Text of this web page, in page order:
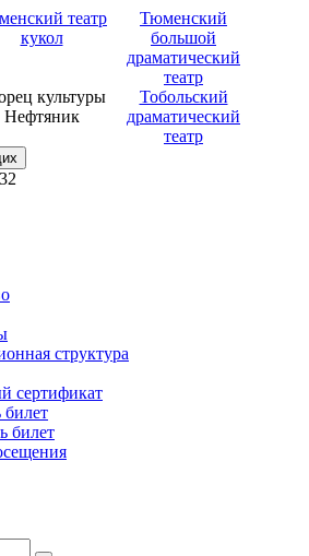
театр
кукол
Тюменский
большой
драматический
театр
культуры
Нефтяник
Тобольский
драматический
театр
структура
сертификат
билет
билет